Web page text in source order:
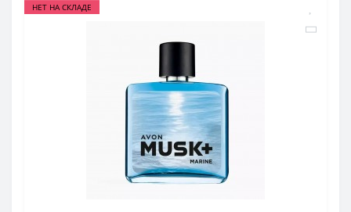
НЕТ НА СКЛАДЕ